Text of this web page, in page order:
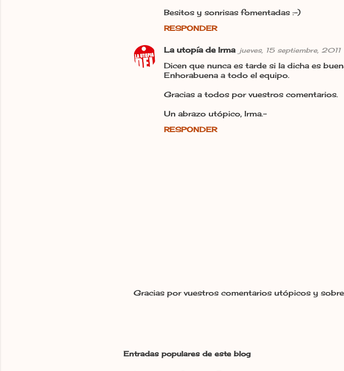
Besitos y sonrisas fomentadas :-)
RESPONDER
La utopía de Irma jueves, 15 septiembre, 2011
Dicen que nunca es tarde si la dicha es
Enhorabuena a todo el equipo.
Gracias a todos por vuestros comentarios.
Un abrazo utópico, Irma.-
RESPONDER
c
Gracias por vuestros comentarios utópicos y
Entradas populares de este blog